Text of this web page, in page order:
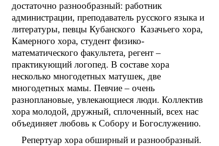
достаточно разнообразный: работник
администрации, преподаватель русского языка и
литературы, певцы Кубанского Казачьего хора,
Камерного хора, студент физико-
математического факультета, регент –
практикующий логопед. В составе хора
несколько многодетных матушек, две
многодетных мамы. Певчие – очень
разноплановые, увлекающиеся люди. Коллектив
хора молодой, дружный, сплоченный, всех нас
объединяет любовь к Собору и Богослужению.
Репертуар хора обширный и разнообразный.